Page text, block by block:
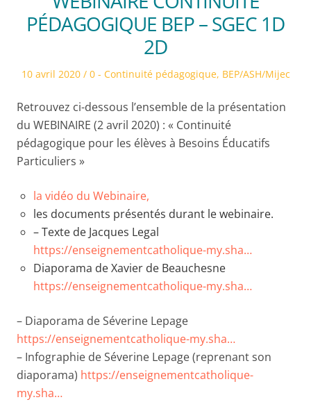
PÉDAGOGIQUE BEP – SGEC 1D
2D
Posted
10 avril 2020
Posted
0 - Continuité pédagogique, BEP/ASH/Mijec
Retrouvez ci-dessous l’ensemble de la présentation
du WEBINAIRE (2 avril 2020) : « Continuité
pédagogique pour les élèves à Besoins Éducatifs
Particuliers »
la vidéo du Webinaire,
les documents présentés durant le webinaire.
– Texte de Jacques Legal
https://enseignementcatholique-my.sha…
Diaporama de Xavier de Beauchesne
https://enseignementcatholique-my.sha…
– Diaporama de Séverine Lepage
https://enseignementcatholique-my.sha…
– Infographie de Séverine Lepage (reprenant son
diaporama) https://enseignementcatholique-
my.sha…